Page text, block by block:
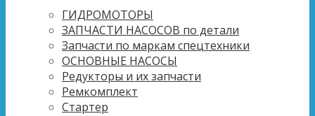
ГИДРОМОТОРЫ
ЗАПЧАСТИ НАСОСОВ по детали
Запчасти по маркам спецтехники
ОСНОВНЫЕ НАСОСЫ
Редукторы и их запчасти
Ремкомплект
Стартер